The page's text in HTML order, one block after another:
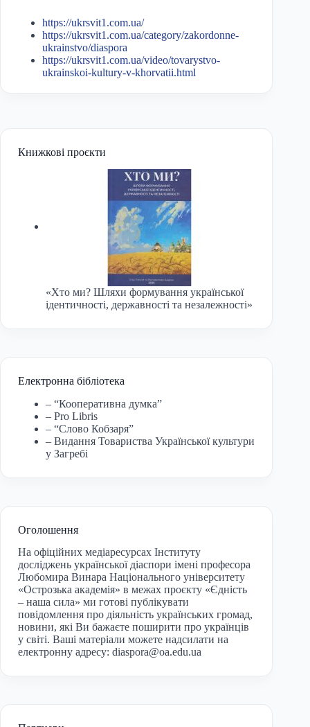
https://ukrsvit1.com.ua/
https://ukrsvit1.com.ua/category/zakordonne-
ukrainstvo/diaspora
https://ukrsvit1.com.ua/video/tovarystvo-
ukrainskoi-kultury-v-khorvatii.html
Книжкові проєкти
«Хто ми? Шляхи формування української
ідентичності, державності та незалежності»
Електронна бібліотека
– “Кооперативна думка”
– Pro Libris
– “Слово Кобзаря”
– Видання Товариства Української культури
у Загребі
Оголошення
На офіційних медіаресурсах Інституту
досліджень української діаспори імені професора
Любомира Винара Національного університету
«Острозька академія» в межах проєкту «Єдність
– наша сила» ми готові публікувати
повідомлення про діяльність українських громад,
новини, які Ви бажаєте поширити про українців
у світі. Ваші матеріали можете надсилати на
електронну адресу: diaspora@oa.edu.ua